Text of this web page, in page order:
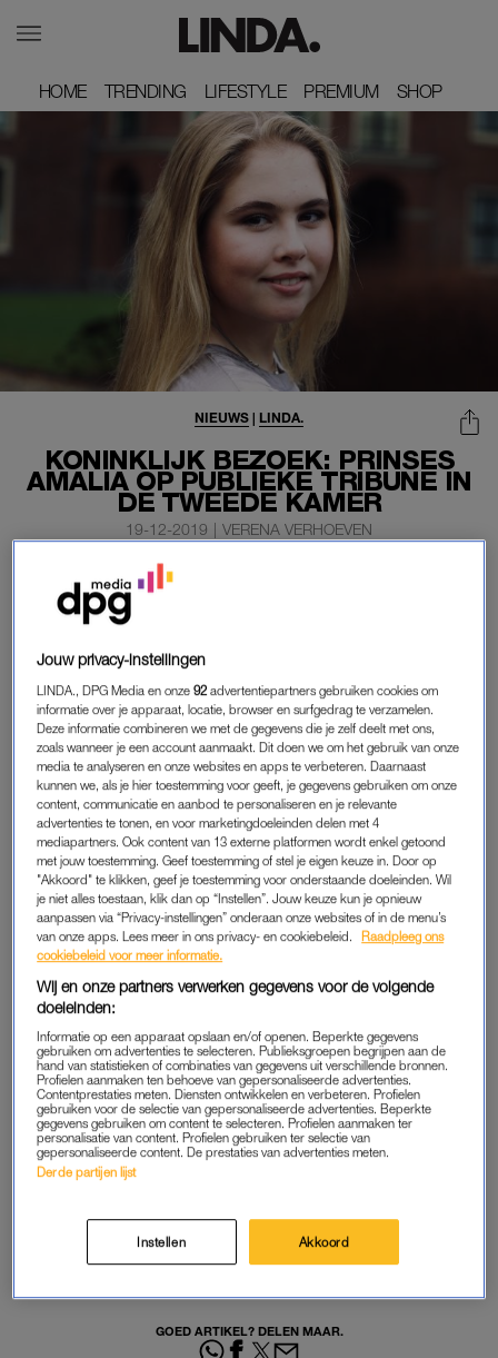
HOME
HOME TRENDING
TRENDING LIFESTYLE
LIFESTYLE PREMIUM
PREMIUM SHOP
SHOP
KONINKLIJK BEZOEK: PRINSES
AMALIA OP PUBLIEKE TRIBUNE IN
DE TWEEDE KAMER
NIEUWS | LINDA.
19-12-2019 | VERENA VERHOEVEN
Prinses Amalia (16) bracht donderdag een bezoekje aan
de Tweede Kamer. Ze werd samen met twee vrienden
van haar opleiding bezocht.
Lees ook
Sweet sixteen: 16 x de jarige prinses Amalia door de jaren
heen
AMALIA IN TWEEDE KAMER
De Rijksvoorlichtingsdienst laat de nieuwssite weten dat
Amalia ‘uit interesse’ naar de Kamer was gekomen. De
prinses zou dit wel vaker doen. Toch levert het deze keer veel
reacties op. ‘Zelden heb ik Amalia zo menselijk gezien’, schrijft
een twitteraar. Anderen vinden dat de prinses niet
gefotografeerd zou moeten worden: ‘Laat dat kind gewoon
lekker met klasgenootjes een maatschappijleeropdracht
maken zonder dat jullie in haar nek zitten te hijgen joh.’
Prinses Amalia op de publieke tribune van de
— NOS (@NOS) December 19, 2019
GOED ARTIKEL? DELEN MAAR.
Jouw privacy-instellingen
LINDA., DPG Media en onze92 advertentiepartners gebruiken cookies om
informatie over je apparaat, locatie, browser en surfgedrag te verzamelen.
Deze informatie combineren we met de gegevens die je zelf deelt met ons,
zoals wanneer je een account aanmaakt. Dit doen we om het gebruik van onze
media te analyseren en onze websites en apps te verbeteren. Daarnaast
kunnen we, als je hier toestemming voor geeft, je gegevens gebruiken om onze
content, communicatie en aanbod te personaliseren en je relevante
advertenties te tonen, en voor marketingdoeleinden delen met 4
mediapartners. Ook content van 13 externe platformen wordt enkel getoond
met jouw toestemming. Geef toestemming of stel je eigen keuze in. Door op
"Akkoord" te klikken, geef je toestemming voor onderstaande doeleinden. Wil
je niet alles toestaan, klik dan op “Instellen”. Jouw keuze kun je opnieuw
aanpassen via “Privacy-instellingen” onderaan onze websites of in de menu’s
van onze apps. Lees meer in ons privacy- en cookiebeleid.
Raadpleeg ons
cookiebeleid voor meer informatie.
Wij en onze partners verwerken gegevens voor de volgende
doeleinden:
Informatie op een apparaat opslaan en/of openen. Beperkte gegevens
gebruiken om advertenties te selecteren. Publieksgroepen begrijpen aan de
hand van statistieken of combinaties van gegevens uit verschillende bronnen.
Profielen aanmaken ten behoeve van gepersonaliseerde advertenties.
Contentprestaties meten. Diensten ontwikkelen en verbeteren. Profielen
gebruiken voor de selectie van gepersonaliseerde advertenties. Beperkte
gegevens gebruiken om content te selecteren. Profielen aanmaken ter
personalisatie van content. Profielen gebruiken ter selectie van
gepersonaliseerde content. De prestaties van advertenties meten.
Derde partijen lijst
Instellen Akkoord